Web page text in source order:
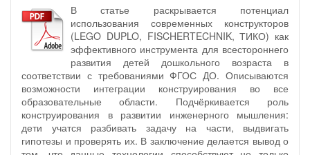
В статье раскрывается потенциал
использования современных конструкторов
(LEGO DUPLO, FISCHERTECHNIK, ТИКО) как
эффективного инструмента для всестороннего
развития детей дошкольного возраста в
соответствии с требованиями ФГОС ДО. Описываются
возможности интеграции конструирования во все
образовательные области. Подчёркивается роль
конструирования в развитии инженерного мышления:
дети учатся разбивать задачу на части, выдвигать
гипотезы и проверять их. В заключение делается вывод о